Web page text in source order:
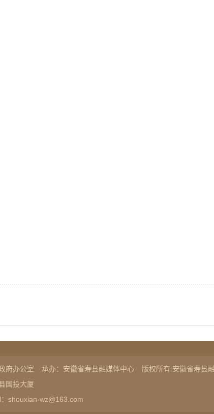
府办公室 承办：安徽省寿县融媒体中心
版权所有:安徽省寿县
国投大厦
shouxian-wz@163.com